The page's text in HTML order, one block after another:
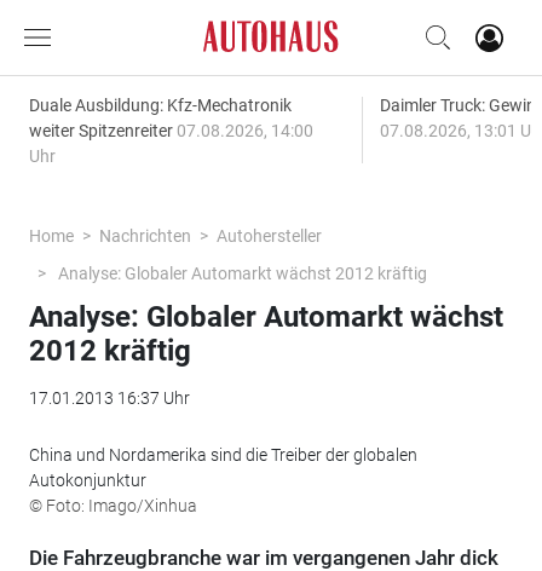
Duale Ausbildung: Kfz-Mechatronik
weiter Spitzenreiter 07.08.2026, 14:00
Uhr
Daimler Truck:
07.08.2026, 13:01
Home Nachrichten
Autohersteller
Analyse: Globaler Automarkt wächst 2012 kräftig
Analyse: Globaler Automarkt wächst
2012 kräftig
17.01.2013 16:37 Uhr
China und Nordamerika sind die Treiber der globalen
Autokonjunktur
© Foto: Imago/Xinhua
Die Fahrzeugbranche war im vergangenen Jahr dick